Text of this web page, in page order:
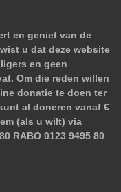
en geniet van de
u dat deze website
en geen
Om die reden willen
donatie te doen ter
al doneren vanaf €
(als u wilt) via
RABO 0123 9495 80